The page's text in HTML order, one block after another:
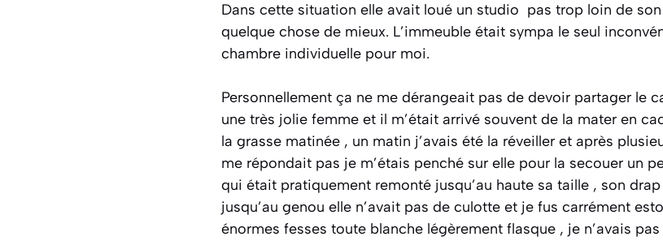
Dans cette situation elle avait loué un studio pas trop loin de
quelque chose de mieux. L’immeuble était sympa le seul
chambre individuelle pour moi.
Personnellement ça ne me dérangeait pas de devoir partager le
une très jolie femme et il m’était arrivé souvent de la mater en
la grasse matinée , un matin j’avais été la réveiller et après
me répondait pas je m’étais penché sur elle pour la secouer un
qui était pratiquement remonté jusqu’au haute sa taille , son
jusqu’au genou elle n’avait pas de culotte et je fus carrément
énormes fesses toute blanche légèrement flasque , je n’avais